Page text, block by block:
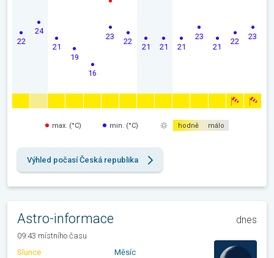
22
24
21
19
16
23
22
21 21 21
23
21
22
23
max. (°C) min. (°C) hodně málo
Výhled počasí Česká republika
Astro-informace dnes
09:43 místního času
Slunce
Měsíc